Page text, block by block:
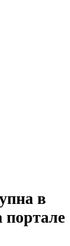
в
портале